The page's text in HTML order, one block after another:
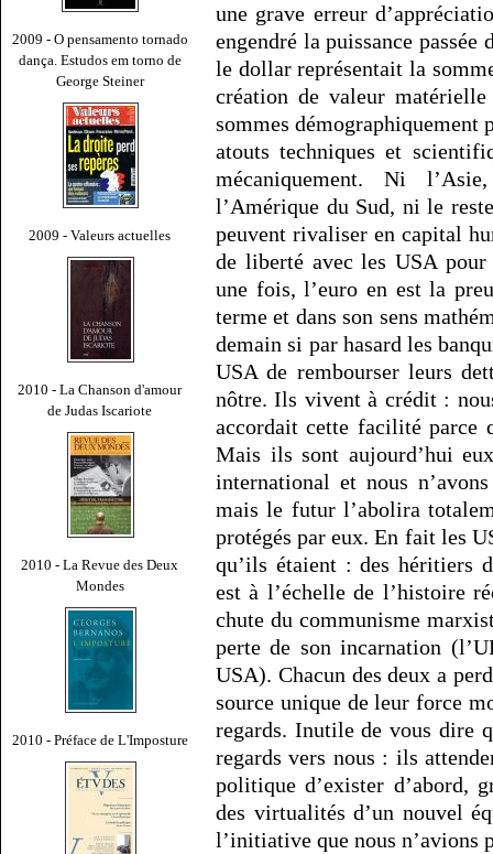
2009 - O pensamento tornado
dança. Estudos em torno de
George Steiner
2009 - Valeurs actuelles
2010 - La Chanson d'amour
de Judas Iscariote
2010 - La Revue des Deux
Mondes
2010 - Préface de L'Imposture
une grave erreur
engendré la puissance
le dollar représentait la
création de valeur
sommes démographiquement
atouts techniques et
mécaniquement. Ni
l’Amérique du Sud, ni le
peuvent rivaliser en capital
de liberté avec les USA
une fois, l’euro en est la
terme et dans son sens
demain si par hasard les
USA de rembourser leurs
nôtre. Ils vivent à crédit :
accordait cette facilité parce
Mais ils sont aujourd’hui
international et nous
mais le futur l’abolira
protégés par eux. En fait les
qu’ils étaient : des héritiers
est à l’échelle de l’histoire
chute du communisme
perte de son incarnation
USA). Chacun des deux a
source unique de leur force
regards. Inutile de vous dire
regards vers nous : ils
politique d’exister d’abord,
des virtualités d’un nouvel
l’initiative que nous n’avions